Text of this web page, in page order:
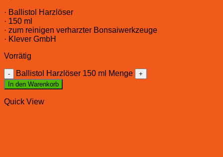
· Ballistol Harzlöser
· 150 ml
· zum reinigen verharzter Bonsaiwerkzeuge
· Klever GmbH
Vorrätig
Ballistol Harzlöser 150 ml Menge
In den Warenkorb
Quick View